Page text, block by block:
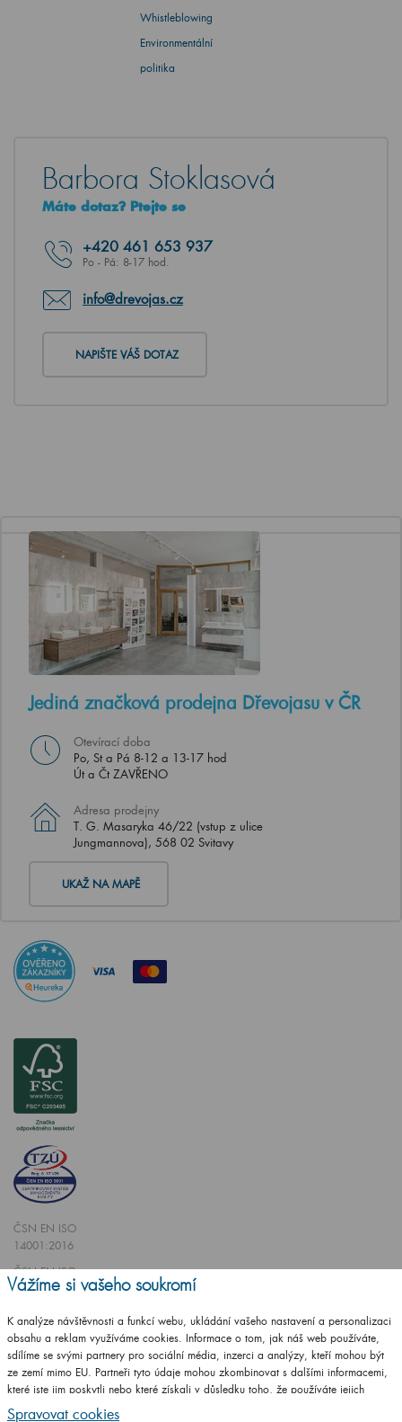
Whistleblowing
Environmentální
politika
Barbora Stoklasová
Máte dotaz? Ptejte se
+420 461 653 937
Po - Pá: 8-17 hod.
info@drevojas.cz
NAPIŠTE VÁŠ DOTAZ
Jediná značková prodejna Dřevojasu v ČR
Otevírací doba
Po, St a Pá 8-12 a 13-17 hod
Út a Čt ZAVŘENO
Adresa prodejny
T. G. Masaryka 46/22 (vstup z ulice
Jungmannova), 568 02 Svitavy
UKAŽ NA MAPĚ
ČSN EN ISO
14001:2016
ČSN EN ISO
9001:2016
Vytvořilo studioCZECHGROUP.cz
Vážíme si vašeho soukromí
K analýze návštěvnosti a funkcí webu, ukládání vašeho nastavení a personalizaci
obsahu a reklam využíváme cookies. Informace o tom, jak náš web používáte,
sdílíme se svými partnery pro sociální média, inzerci a analýzy, kteří mohou být
ze zemí mimo EU. Partneři tyto údaje mohou zkombinovat s dalšími informacemi,
které jste jim poskytli nebo které získali v důsledku toho, že používáte jejich
služby.
Podrobné informace
Spravovat cookies